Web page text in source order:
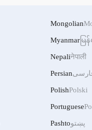
Mongolian
Myanmar မြ
Nepaliनेपाली
Persian
PolishPolski
Portuguese
Pashtoپښتو